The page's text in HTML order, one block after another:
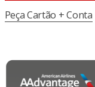
Peça Cartão + Conta